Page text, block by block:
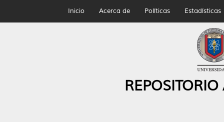
Inicio Acerca de Políticas Estadísticas